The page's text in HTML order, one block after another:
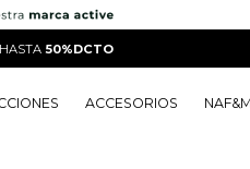
50%DCTO
ACCESORIOS